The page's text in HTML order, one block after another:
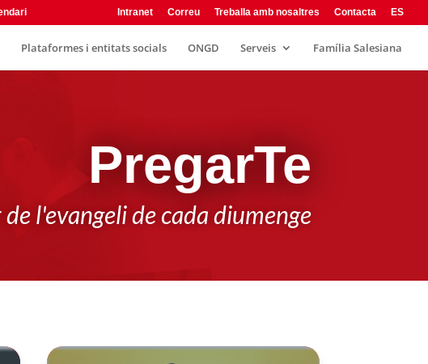
Intranet Correu Treballa amb nosaltres Contacta ES
Plataformes i entitats socials ONGD Serveis Família Salesiana
PregarTe
l'evangeli de cada diumenge